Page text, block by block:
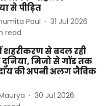
से पीड़ित
Paul
31 Jul 2026
read
शहरीकरण से बदल रही
मिजो से गोंड तक
की अपनी अलग जैविक
30 Jul 2026